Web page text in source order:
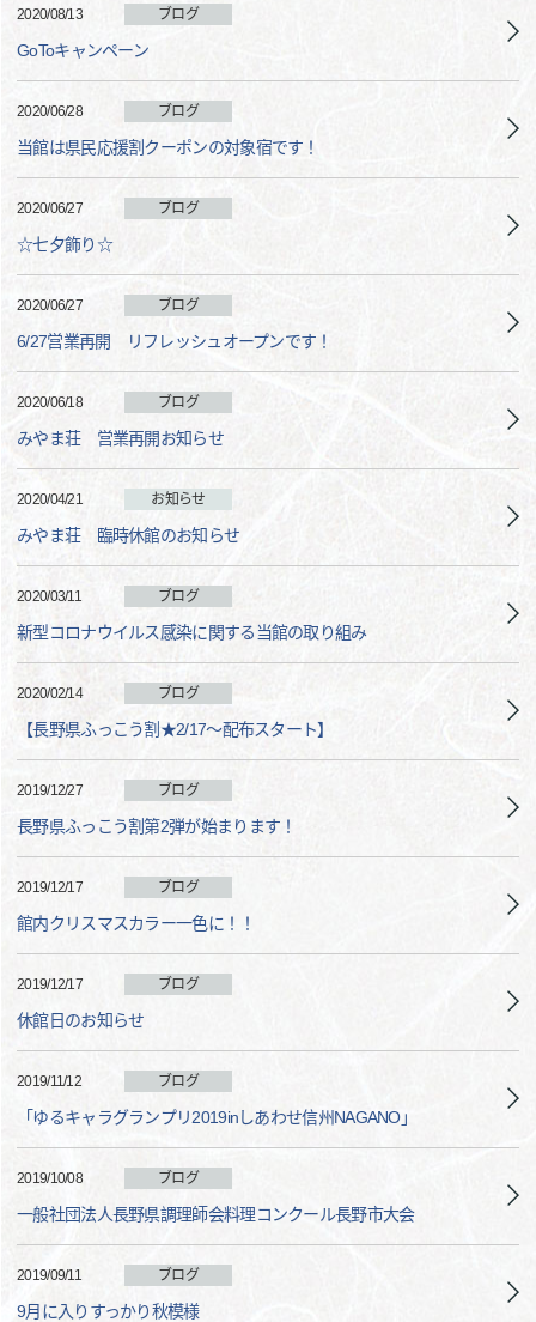
2020/08/13 ブログ
GoToキャンペーン
2020/06/28 ブログ
当館は県民応援割クーポンの対象宿です！
2020/06/27 ブログ
☆七夕飾り☆
2020/06/27 ブログ
6/27営業再開 リフレッシュオープンです！
2020/06/18 ブログ
みやま荘 営業再開お知らせ
2020/04/21 お知らせ
みやま荘 臨時休館のお知らせ
2020/03/11 ブログ
新型コロナウイルス感染に関する当館の取り組み
2020/02/14 ブログ
【長野県ふっこう割★2/17～配布スタート】
2019/12/27 ブログ
長野県ふっこう割第2弾が始まります！
2019/12/17 ブログ
館内クリスマスカラー一色に！！
2019/12/17 ブログ
休館日のお知らせ
2019/11/12 ブログ
「ゆるキャラグランプリ2019inしあわせ信州NAGANO」
2019/10/08 ブログ
一般社団法人長野県調理師会料理コンクール長野市大会
2019/09/11 ブログ
9月に入りすっかり秋模様